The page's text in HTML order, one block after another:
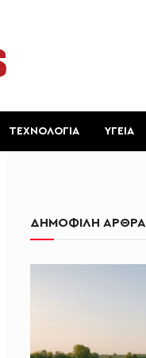
ΤΕΧΝΟΛΟΓΙΑ ΥΓΕΙΑ
ΔΗΜΟΦΙΛΗ ΑΡΘΡΑ